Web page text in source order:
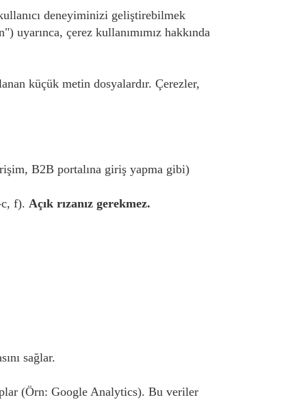
deneyiminizi geliştirebilmek
çerez kullanımımız hakkında
küçük metin dosyalardır. Çerezler,
B2B portalına giriş yapma gibi)
c, f). Açık rızanız gerekmez.
sağlar.
(Örn: Google Analytics). Bu veriler